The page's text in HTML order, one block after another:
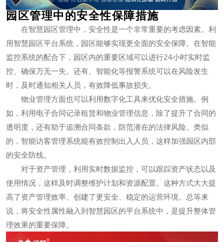
园区管理中的安全性保障措施
在智慧园区管理中，安全性是一个非常重要的考虑因素。利
用智慧园区平台系统，园区能够实现更全面的安全保障。在智能
监控系统的配合下，园区内的重要区域可以进行24小时实时监
控、确保万无一失。还有、智能化等报警系统可以在风险发生
时，及时通知相关人员，有效降低事故损失。
物业管理方面也可以利用数字化工具来优化安全措施。例
如，利用电子合同记录租赁和物业管理信息，除了提升了合同的
透明度，还有助于追溯合同条款，防范潜在的法律风险。类似
的，智能访客管理系统能有效控制出入人员，这样加强园区内部
的安全防线。
对于资产管理，利用实时数据监控，可以跟踪资产状态以及
使用情况，这样及时调整维护计划和资源配置。这种方式大大提
高了资产管理效率、创建了更安全、稳定的运营环境。总等来
说，将安全性属性融入到智慧园区的平台系统中，是提升整体管
理效果的重要保障。